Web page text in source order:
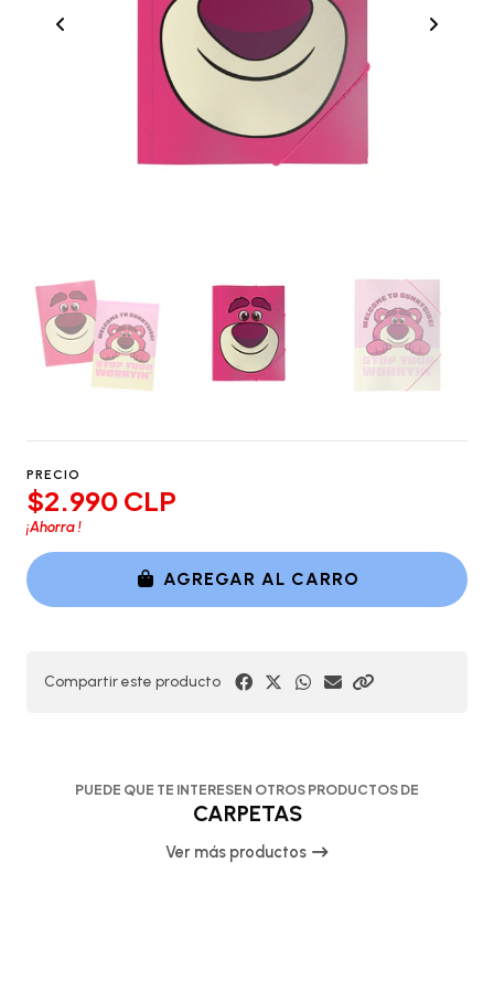
PRECIO
$2.990 CLP
¡Ahorra!
AGREGAR AL CARRO
Compartir este producto
PUEDE QUE TE INTERESEN OTROS PRODUCTOS DE
CARPETAS
Ver más productos